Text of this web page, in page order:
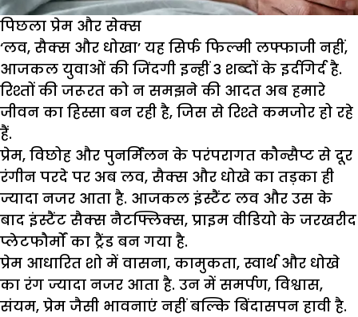
पिछला प्रेम और सेक्स
‘लव, सैक्स और धोखा’ यह सिर्फ फिल्मी लफ्फाजी नहीं,
आजकल युवाओं की जिंदगी इन्हीं 3 शब्दों के इर्दगिर्द है.
रिश्तों की जरूरत को न समझने की आदत अब हमारे
जीवन का हिस्सा बन रही है, जिस से रिश्ते कमजोर हो रहे
हैं.
प्रेम, विछोह और पुनर्मिलन के परंपरागत कौन्सैप्ट से दूर
रंगीन परदे पर अब लव, सैक्स और धोखे का तड़का ही
ज्यादा नजर आता है. आजकल इंस्टैंट लव और उस के
बाद इंस्टैंट सैक्स नैटफ्लिक्स, प्राइम वीडियो के जरखरीद
प्लेटफौर्मों का ट्रैंड बन गया है.
प्रेम आधारित शो में वासना, कामुकता, स्वार्थ और धोखे
का रंग ज्यादा नजर आता है. उन में समर्पण, विश्वास,
संयम, प्रेम जैसी भावनाएं नहीं बल्कि बिंदासपन हावी है.